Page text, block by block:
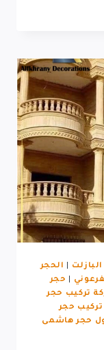
الحجر
حجر
تركيب حجر
حجر
حجر هاشمى